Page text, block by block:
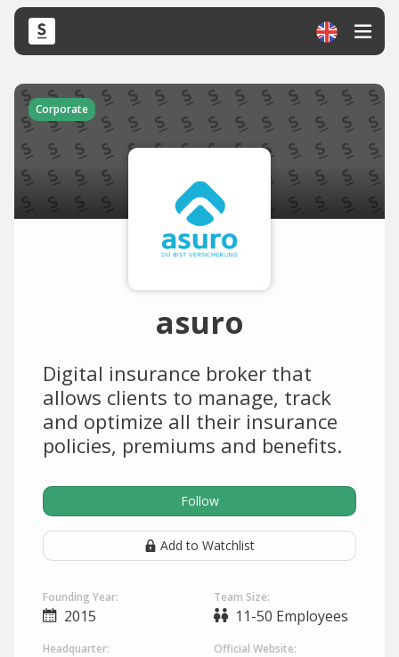
Corporate
asuro
Digital insurance broker that
allows clients to manage, track
and optimize all their insurance
policies, premiums and benefits.
Follow
Add to Watchlist
Founding Year:
2015
Team Size:
11-50 Employees
Headquarter: Official Website: